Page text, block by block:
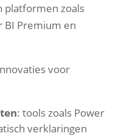
platformen zoals
BI Premium en
voor
: tools zoals Power
verklaringen